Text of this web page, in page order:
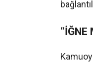
“İĞNE